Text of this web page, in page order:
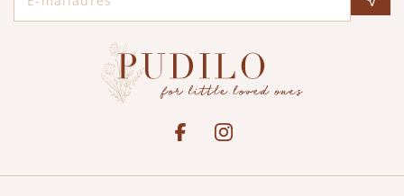
See our FacebookBekijk onze Instagram pagina